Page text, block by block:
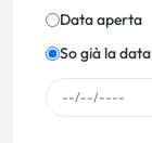
Data aperta
So già la data